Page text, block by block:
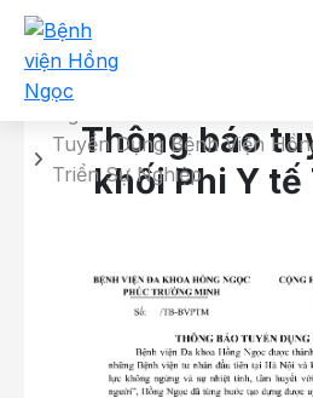
Chi tiết tuyển dụng
Tuyển Dụng Bệnh Viện
Triển Sự Nghiệp
Thông báo
khối Phi Y tế